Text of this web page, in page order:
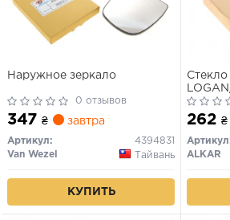
Наружное зеркало
0 отзывов
347 ₴ завтра
Артикул:
4394831
Van Wezel
Тайвань
КУПИТЬ
Стекло
04-
262 ₴
ALKAR